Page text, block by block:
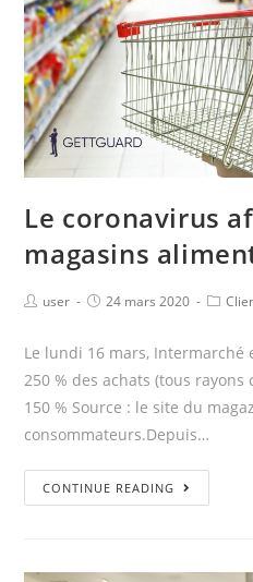
Le coronavirus
magasins
user 24 mars 2020
Le lundi 16 mars,
250 % des achats (tous
150 % Source : le site du
consommateurs.Depuis…
CONTINUE READING